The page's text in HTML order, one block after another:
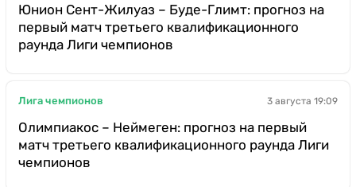
Юнион Сент-Жилуаз – Буде-Глимт: прогноз на
первый матч третьего квалификационного
раунда Лиги чемпионов
Лига чемпионов 3 августа 19:09
Олимпиакос – Неймеген: прогноз на первый
матч третьего квалификационного раунда Лиги
чемпионов